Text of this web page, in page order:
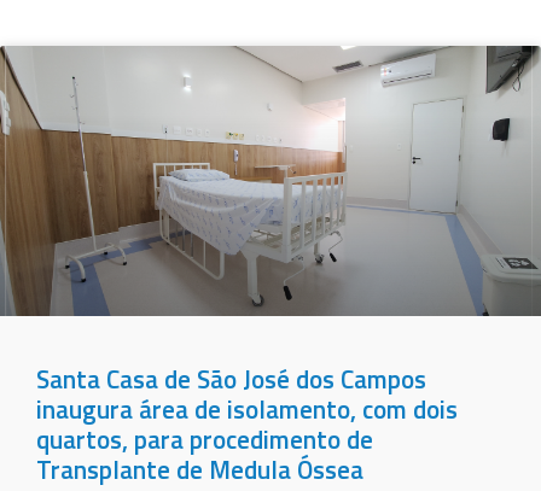
Santa Casa de São José dos Campos
inaugura área de isolamento, com dois
quartos, para procedimento de
Transplante de Medula Óssea